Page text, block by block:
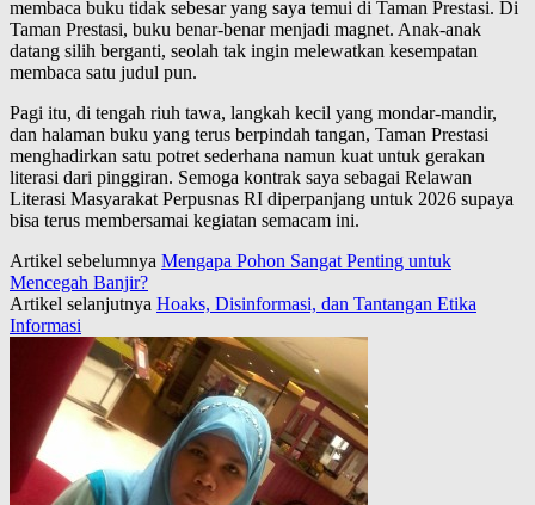
membaca buku tidak sebesar yang saya temui di Taman Prestasi. Di
Taman Prestasi, buku benar-benar menjadi magnet. Anak-anak
datang silih berganti, seolah tak ingin melewatkan kesempatan
membaca satu judul pun.
Pagi itu, di tengah riuh tawa, langkah kecil yang mondar-mandir,
dan halaman buku yang terus berpindah tangan, Taman Prestasi
menghadirkan satu potret sederhana namun kuat untuk gerakan
literasi dari pinggiran. Semoga kontrak saya sebagai Relawan
Literasi Masyarakat Perpusnas RI diperpanjang untuk 2026 supaya
bisa terus membersamai kegiatan semacam ini.
Artikel sebelumnya Mengapa Pohon Sangat Penting untuk
Mencegah Banjir?
Artikel selanjutnya Hoaks, Disinformasi, dan Tantangan Etika
Informasi